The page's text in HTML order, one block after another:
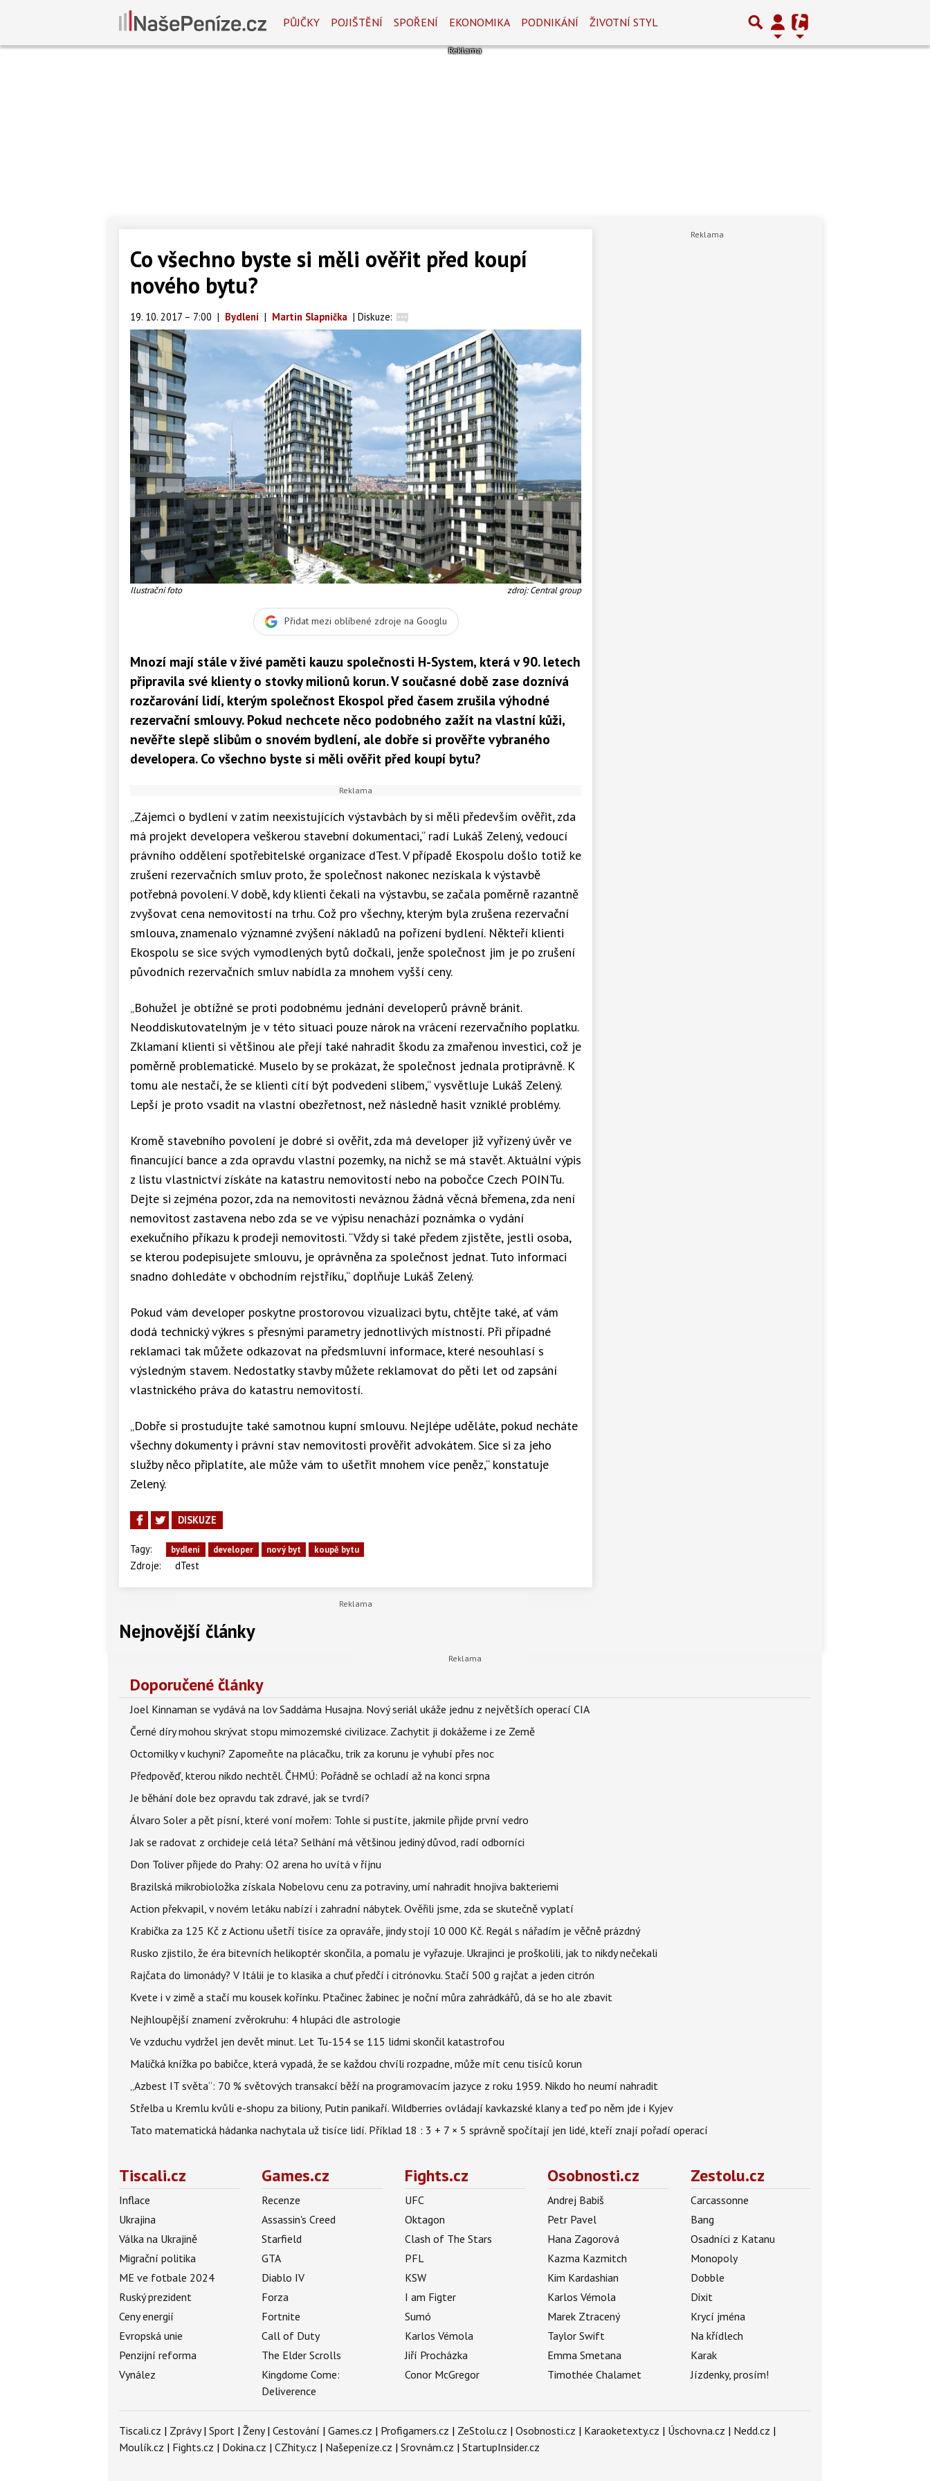
PŮJČKY POJIŠTĚNÍ SPOŘENÍ EKONOMIKA PODNIKÁNÍ ŽIVOTNÍ STYL
Co všechno byste si měli ověřit před koupí
nového bytu?
19. 10. 2017 – 7:00 | Bydlení | Martin Slapnička | Diskuze:
Ilustrační foto zdroj: Central group
Přidat mezi oblíbené zdroje na Googlu
Mnozí mají stále v živé paměti kauzu společnosti H-System, která v 90. letech
připravila své klienty o stovky milionů korun. V současné době zase doznívá
rozčarování lidí, kterým společnost Ekospol před časem zrušila výhodné
rezervační smlouvy. Pokud nechcete něco podobného zažít na vlastní kůži,
nevěřte slepě slibům o snovém bydlení, ale dobře si prověřte vybraného
developera. Co všechno byste si měli ověřit před koupí bytu?
„Zájemci o bydlení v zatím neexistujících výstavbách by si měli především ověřit, zda
má projekt developera veškerou stavební dokumentaci,“ radí Lukáš Zelený, vedoucí
právního oddělení spotřebitelské organizace dTest. V případě Ekospolu došlo totiž ke
zrušení rezervačních smluv proto, že společnost nakonec nezískala k výstavbě
potřebná povolení. V době, kdy klienti čekali na výstavbu, se začala poměrně razantně
zvyšovat cena nemovitostí na trhu. Což pro všechny, kterým byla zrušena rezervační
smlouva, znamenalo významné zvýšení nákladů na pořízení bydlení. Někteří klienti
Ekospolu se sice svých vymodlených bytů dočkali, jenže společnost jim je po zrušení
původních rezervačních smluv nabídla za mnohem vyšší ceny.
„Bohužel je obtížné se proti podobnému jednání developerů právně bránit.
Neoddiskutovatelným je v této situaci pouze nárok na vrácení rezervačního poplatku.
Zklamaní klienti si většinou ale přejí také nahradit škodu za zmařenou investici, což je
poměrně problematické. Muselo by se prokázat, že společnost jednala protiprávně. K
tomu ale nestačí, že se klienti cítí být podvedeni slibem,“ vysvětluje Lukáš Zelený.
Lepší je proto vsadit na vlastní obezřetnost, než následně hasit vzniklé problémy.
Kromě stavebního povolení je dobré si ověřit, zda má developer již vyřízený úvěr ve
financující bance a zda opravdu vlastní pozemky, na nichž se má stavět. Aktuální výpis
z listu vlastnictví získáte na katastru nemovitostí nebo na pobočce Czech POINTu.
Dejte si zejména pozor, zda na nemovitosti neváznou žádná věcná břemena, zda není
nemovitost zastavena nebo zda se ve výpisu nenachází poznámka o vydání
exekučního příkazu k prodeji nemovitosti. “Vždy si také předem zjistěte, jestli osoba,
se kterou podepisujete smlouvu, je oprávněna za společnost jednat. Tuto informaci
snadno dohledáte v obchodním rejstříku,“ doplňuje Lukáš Zelený.
Pokud vám developer poskytne prostorovou vizualizaci bytu, chtějte také, ať vám
dodá technický výkres s přesnými parametry jednotlivých místností. Při případné
reklamaci tak můžete odkazovat na předsmluvní informace, které nesouhlasí s
výsledným stavem. Nedostatky stavby můžete reklamovat do pěti let od zapsání
vlastnického práva do katastru nemovitostí.
„Dobře si prostudujte také samotnou kupní smlouvu. Nejlépe uděláte, pokud necháte
všechny dokumenty i právní stav nemovitosti prověřit advokátem. Sice si za jeho
služby něco připlatíte, ale může vám to ušetřit mnohem více peněz,“ konstatuje
Zelený.
DISKUZE
Tagy: bydlení developer nový byt koupě bytu
Zdroje: dTest
Nejnovější články
Doporučené články
Joel Kinnaman se vydává na lov Saddáma Husajna. Nový seriál ukáže jednu z největších operací CIA
Černé díry mohou skrývat stopu mimozemské civilizace. Zachytit ji dokážeme i ze Země
Octomilky v kuchyni? Zapomeňte na plácačku, trik za korunu je vyhubí přes noc
Předpověď, kterou nikdo nechtěl. ČHMÚ: Pořádně se ochladí až na konci srpna
Je běhání dole bez opravdu tak zdravé, jak se tvrdí?
Álvaro Soler a pět písní, které voní mořem: Tohle si pustíte, jakmile přijde první vedro
Jak se radovat z orchideje celá léta? Selhání má většinou jediný důvod, radí odborníci
Don Toliver přijede do Prahy: O2 arena ho uvítá v říjnu
Brazilská mikrobioložka získala Nobelovu cenu za potraviny, umí nahradit hnojiva bakteriemi
Action překvapil, v novém letáku nabízí i zahradní nábytek. Ověřili jsme, zda se skutečně vyplatí
Krabička za 125 Kč z Actionu ušetří tisíce za opraváře, jindy stojí 10 000 Kč. Regál s nářadím je věčně prázdný
Rusko zjistilo, že éra bitevních helikoptér skončila, a pomalu je vyřazuje. Ukrajinci je proškolili, jak to nikdy nečekali
Rajčata do limonády? V Itálii je to klasika a chuť předčí i citrónovku. Stačí 500 g rajčat a jeden citrón
Kvete i v zimě a stačí mu kousek kořínku. Ptačinec žabinec je noční můra zahrádkářů, dá se ho ale zbavit
Nejhloupější znamení zvěrokruhu: 4 hlupáci dle astrologie
Ve vzduchu vydržel jen devět minut. Let Tu-154 se 115 lidmi skončil katastrofou
Maličká knížka po babičce, která vypadá, že se každou chvíli rozpadne, může mít cenu tisíců korun
„Azbest IT světa“: 70 % světových transakcí běží na programovacím jazyce z roku 1959. Nikdo ho neumí nahradit
Střelba u Kremlu kvůli e-shopu za biliony, Putin panikaří. Wildberries ovládají kavkazské klany a teď po něm jde i Kyjev
Tato matematická hádanka nachytala už tisíce lidí. Příklad 18 : 3 + 7 × 5 správně spočítají jen lidé, kteří znají pořadí operací
Tiscali.cz
Inflace
Ukrajina
Válka na Ukrajině
Migrační politika
ME ve fotbale 2024
Ruský prezident
Ceny energií
Evropská unie
Penzijní reforma
Vynález
Games.cz
Recenze
Assassin's Creed
Starfield
GTA
Diablo IV
Forza
Fortnite
Call of Duty
The Elder Scrolls
Kingdome Come:
Deliverence
Fights.cz
UFC
Oktagon
Clash of The Stars
PFL
KSW
I am Figter
Sumó
Karlos Vémola
Jiří Procházka
Conor McGregor
Osobnosti.cz
Andrej Babiš
Petr Pavel
Hana Zagorová
Kazma Kazmitch
Kim Kardashian
Karlos Vémola
Marek Ztracený
Taylor Swift
Emma Smetana
Timothée Chalamet
Zestolu.cz
Carcassonne
Bang
Osadníci z Katanu
Monopoly
Dobble
Dixit
Krycí jména
Na křídlech
Karak
Jízdenky, prosím!
Tiscali.cz | Zprávy| Sport | Ženy| Cestování | Games.cz | Profigamers.cz | ZeStolu.cz | Osobnosti.cz | Karaoketexty.cz | Úschovna.cz | Nedd.cz |
Moulík.cz | Fights.cz | Dokina.cz | CZhity.cz | Našepeníze.cz | Srovnám.cz | StartupInsider.cz